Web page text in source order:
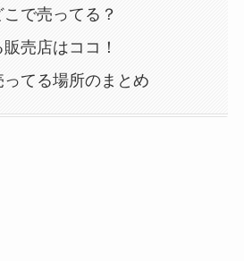
で売ってる？
売店はココ！
ってる場所のまとめ